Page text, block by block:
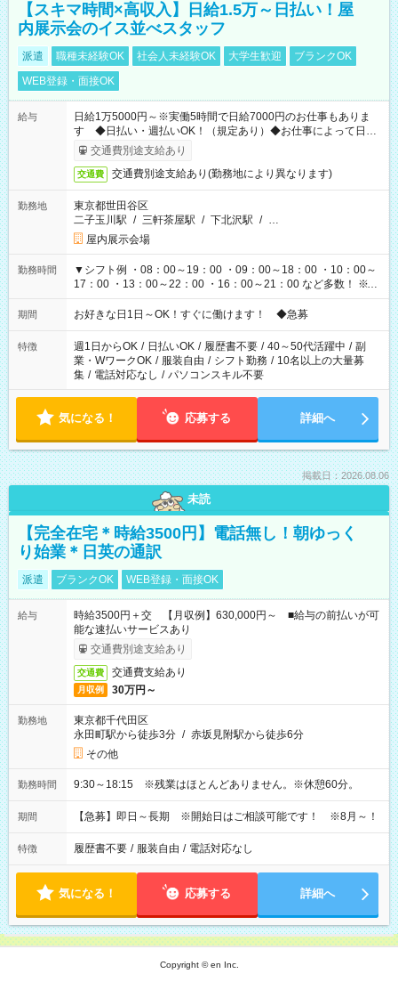
【スキマ時間×高収入】日給1.5万～日払い！屋
内展示会のイス並べスタッフ
派遣 職種未経験OK 社会人未経験OK 大学生歓迎
ブランクOK
WEB登録・面接OK
給与
日給1万5000円～※実働5時間で日給7000円のお仕事もありま
す ◆日払い・週払いOK！（規定あり）◆お仕事によって日給
も異なります
交通費別途支給あり
交通費 交通費別途支給あり(勤務地により異なります)
勤務地
東京都世田谷区
二子玉川駅 / 三軒茶屋駅 / 下北沢駅 / …
屋内展示会場
勤務時間
▼シフト例 ・08：00～19：00 ・09：00～18：00 ・10：00～
17：00 ・13：00～22：00 ・16：00～21：00 など多数！ ※お
仕事により勤務時間が異なります
期間 お好きな日1日～OK！すぐに働けます！ ◆急募
特徴 週1日からOK / 日払いOK / 履歴書不要 / 40～50代活躍中 / 副
業・WワークOK / 服装自由 / シフト勤務 / 10名以上の大量募
集 / 電話対応なし / パソコンスキル不要
気になる！ 応募する 詳細へ
掲載日：2026.08.06
未読
【完全在宅＊時給3500円】電話無し！朝ゆっく
り始業＊日英の通訳
派遣 ブランクOK WEB登録・面接OK
給与
時給3500円＋交 【月収例】630,000円～ ■給与の前払いが可
能な速払いサービスあり
交通費別途支給あり
交通費 交通費支給あり
月収例 30万円～
勤務地
東京都千代田区
永田町駅から徒歩3分 / 赤坂見附駅から徒歩6分
その他
勤務時間 9:30～18:15 ※残業はほとんどありません。※休憩60分。
期間 【急募】即日～長期 ※開始日はご相談可能です！ ※8月～！
特徴 履歴書不要 / 服装自由 / 電話対応なし
気になる！ 応募する 詳細へ
Copyright © en Inc.